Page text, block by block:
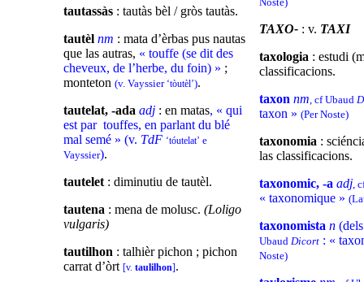
tautassàs : tautàs bèl / gròs tautàs.
tautèl nm : mata d’èrbas pus nautas
que las autras, « touffe (se dit des
cheveux, de l’herbe, du foin) » ;
monteton (v. Vayssier ‘tòutèl’).
tautelat, -ada adj : en matas, « qui
est par touffes, en parlant du blé
mal semé » (v. TdF ‘tóutelat’ e
Vayssier).
tautelet : diminutiu de tautèl.
tautena : mena de molusc. (Loligo
vulgaris)
tautilhon : talhièr pichon ; pichon
carrat d’òrt [v. taulilhon].
TAXO- : v. TAXI
taxologia : estudi
classificacions.
taxon nm, cf Ubaud
taxon » (Per Noste)
taxonomia :
las classificacions.
taxonomic, -a adj,
« taxonomique »
taxonomista n
Ubaud Dicort : «
Noste)